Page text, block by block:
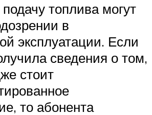
топлива могут
в
эксплуатации. Если
сведения о том,
стоит
то абонента